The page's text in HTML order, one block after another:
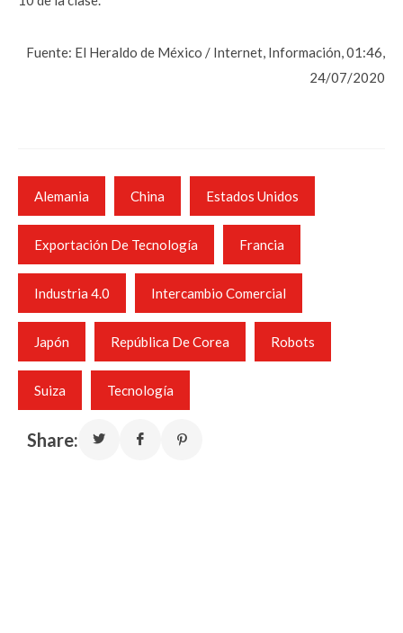
Fuente: El Heraldo de México / Internet, Información, 01:46,
24/07/2020
Alemania China Estados Unidos
Exportación De Tecnología Francia
Industria 4.0 Intercambio Comercial
Japón República De Corea Robots
Suiza Tecnología
Share: